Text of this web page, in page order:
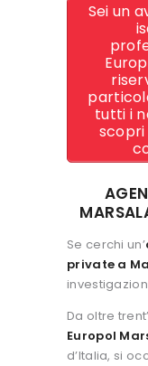
Sei un
tutti i
Se cerchi un’
private a
Da oltre
Europol
d’Italia, si